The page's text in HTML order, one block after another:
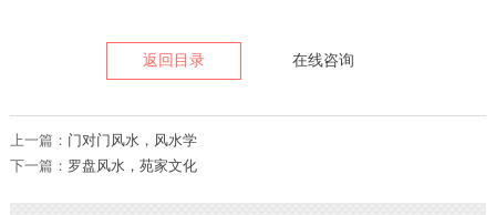
返回目录 在线咨询
上一篇： 门对门风水，风水学
下一篇： 罗盘风水，苑家文化